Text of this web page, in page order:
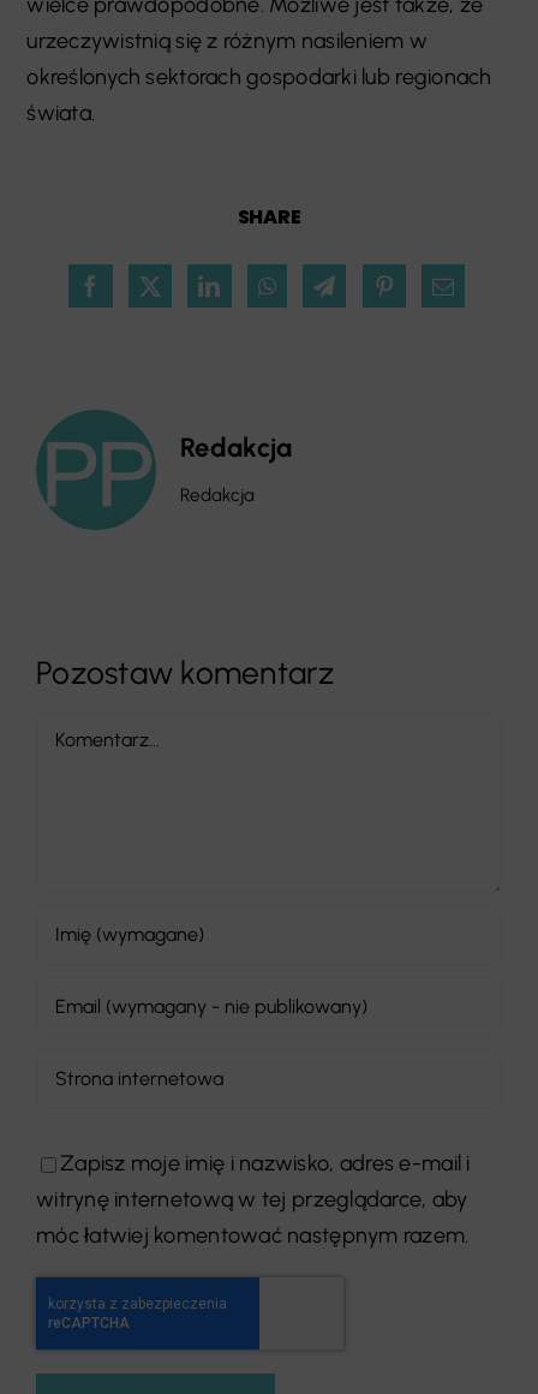
SHARE
urzeczywistnią się z różnym nasileniem w
określonych sektorach gospodarki lub regionach
świata.
Redakcja
Redakcja
Pozostaw komentarz
Comment
Zapisz moje imię i nazwisko, adres e-mail i
witrynę internetową w tej przeglądarce, aby
móc łatwiej komentować następnym razem.